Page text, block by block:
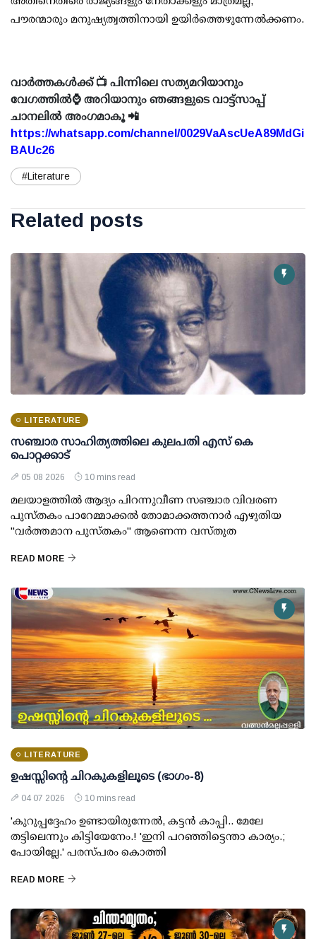
പൗരന്മാരും മനുഷ്യത്വത്തിനായി ഉയിര്‍ത്തെഴുന്നേല്‍ക്കണം.
വാർത്തകൾക്ക് 📺 പിന്നിലെ സത്യമറിയാനും
വേഗത്തിൽ⌚ അറിയാനും ഞങ്ങളുടെ വാട്ട്സാപ്പ്
ചാനലിൽ അംഗമാകൂ 📲
https://whatsapp.com/channel/0029VaAscUeA89MdGi
BAUc26
#Literature
Related posts
LITERATURE
സഞ്ചാര സാഹിത്യത്തിലെ കുലപതി എസ് കെ
പൊറ്റക്കാട്
05 08 2026 10 mins read
മലയാളത്തിൽ ആദ്യം പിറന്നുവീണ സഞ്ചാര വിവരണ
പുസ്തകം പാറേമ്മാക്കൽ തോമാക്കത്തനാർ എഴുതിയ
"വർത്തമാന പുസ്തകം" ആണെന്ന വസ്തുത
READ MORE
LITERATURE
ഉഷസ്സിന്റെ ചിറകുകളിലൂടെ (ഭാഗം-8)
04 07 2026 10 mins read
'കുറുപ്പദ്ദേഹം ഉണ്ടായിരുന്നേൽ, കട്ടൻ കാപ്പി.. മേലേ
തട്ടിലെന്നും കിട്ടിയേനേം.! 'ഇനി പറഞ്ഞിട്ടെന്താ കാര്യം.;
പോയില്ലേ.' പരസ്പരം കൊത്തി
READ MORE